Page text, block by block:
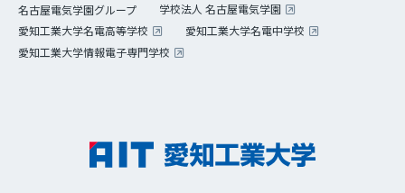
名古屋電気学園グループ
学校法人 名古屋電気学園
愛知工業大学名電高等学校
愛知工業大学名電中学校
愛知工業大学情報電子専門学校